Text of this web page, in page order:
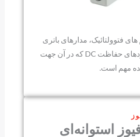
فتوولتائیک، مدارهای باتری
و سایر کاربردهای حفاظت DC که در آن جهت
مهم است.
استوانه‌ای